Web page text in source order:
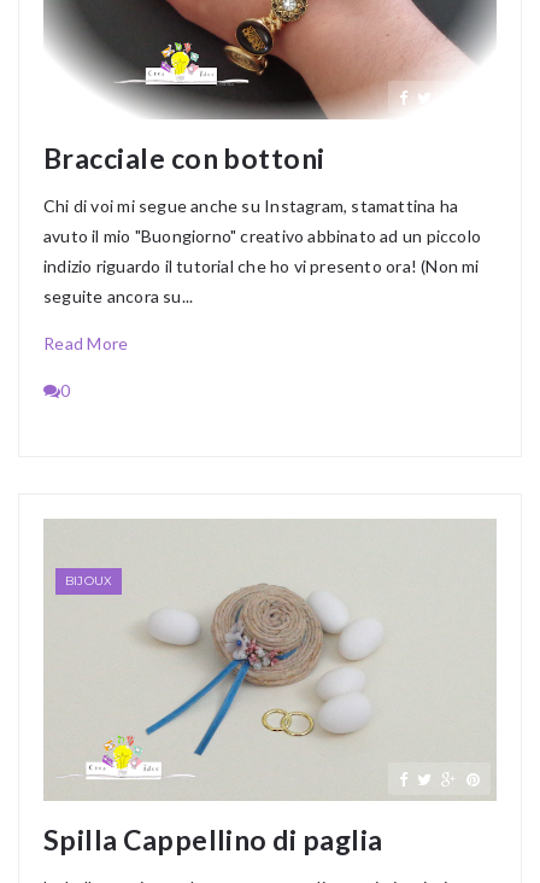
Bracciale con bottoni
Chi di voi mi segue anche su Instagram, stamattina ha
avuto il mio "Buongiorno" creativo abbinato ad un piccolo
indizio riguardo il tutorial che ho vi presento ora! (Non mi
seguite ancora su...
Read More
0
Spilla Cappellino di paglia
BIJOUX